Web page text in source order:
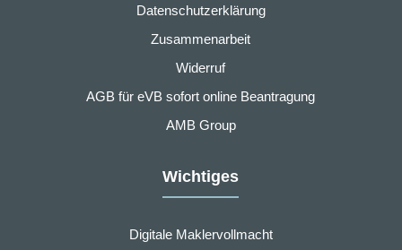
Datenschutzerklärung
Zusammenarbeit
Widerruf
AGB für eVB sofort online Beantragung
AMB Group
Wichtiges
Digitale Maklervollmacht